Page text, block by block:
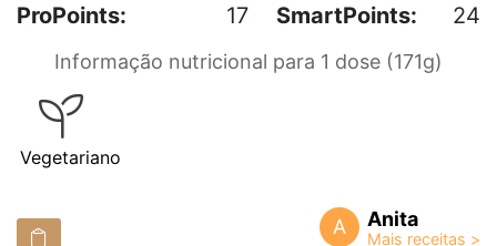
ProPoints:
17 SmartPoints: 24
Informação nutricional para 1 dose (171g)
Vegetariano
A Anita